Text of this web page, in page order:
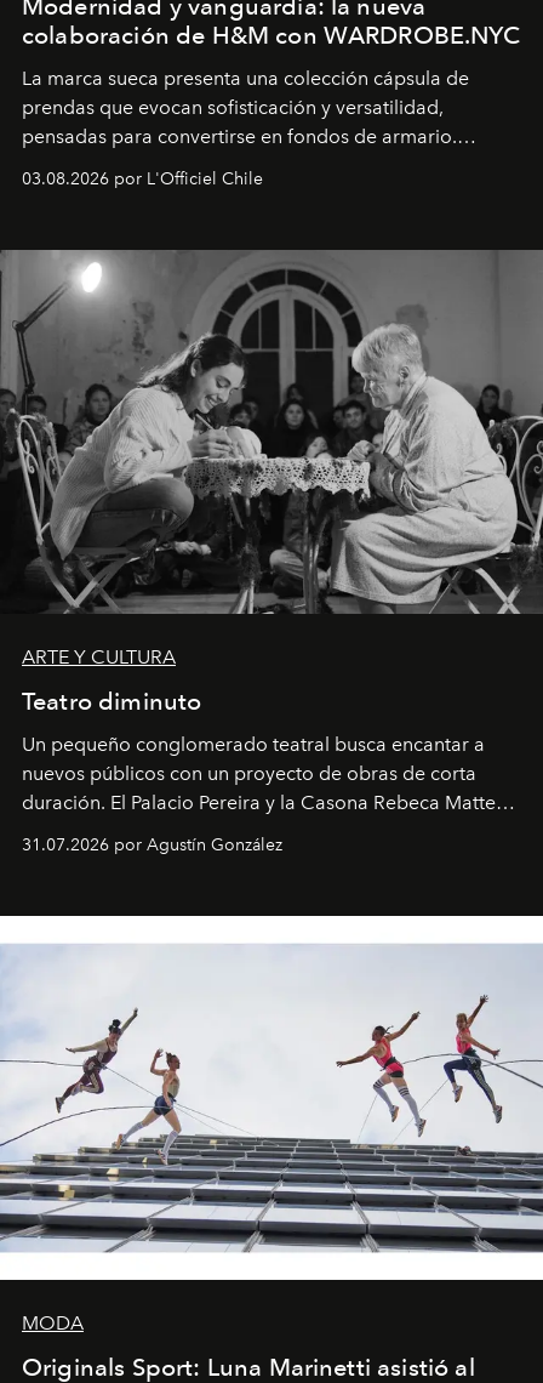
Modernidad y vanguardia: la nueva
colaboración de H&M con WARDROBE.NYC
La marca sueca presenta una colección cápsula de
prendas que evocan sofisticación y versatilidad,
pensadas para convertirse en fondos de armario.
Disponible en Chile desde el 6 de agosto.
03.08.2026 por L'Officiel Chile
ARTE Y CULTURA
Teatro diminuto
Un pequeño conglomerado teatral busca encantar a
nuevos públicos con un proyecto de obras de corta
duración. El Palacio Pereira y la Casona Rebeca Matte
son algunos de los lugares que han albergado estas
miniobras. Sus puestas en escena son limpias; ponen el
31.07.2026 por Agustín González
MODA
Originals Sport: Luna Marinetti asistió al